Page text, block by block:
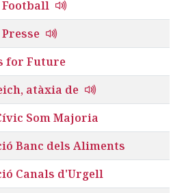
for Future
atàxia de
Som Majoria
Banc dels Aliments
Canals d'Urgell